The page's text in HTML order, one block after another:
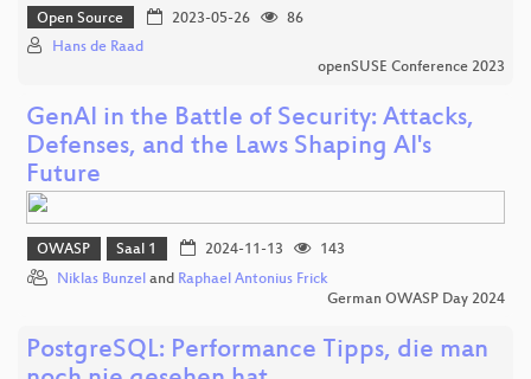
Open Source 2023-05-26
86
Hans de Raad
openSUSE Conference 2023
GenAI in the Battle of Security: Attacks,
Defenses, and the Laws Shaping AI's
Future
OWASP Saal 1 2024-11-13
143
Niklas Bunzel and Raphael Antonius Frick
German OWASP Day 2024
PostgreSQL: Performance Tipps, die man